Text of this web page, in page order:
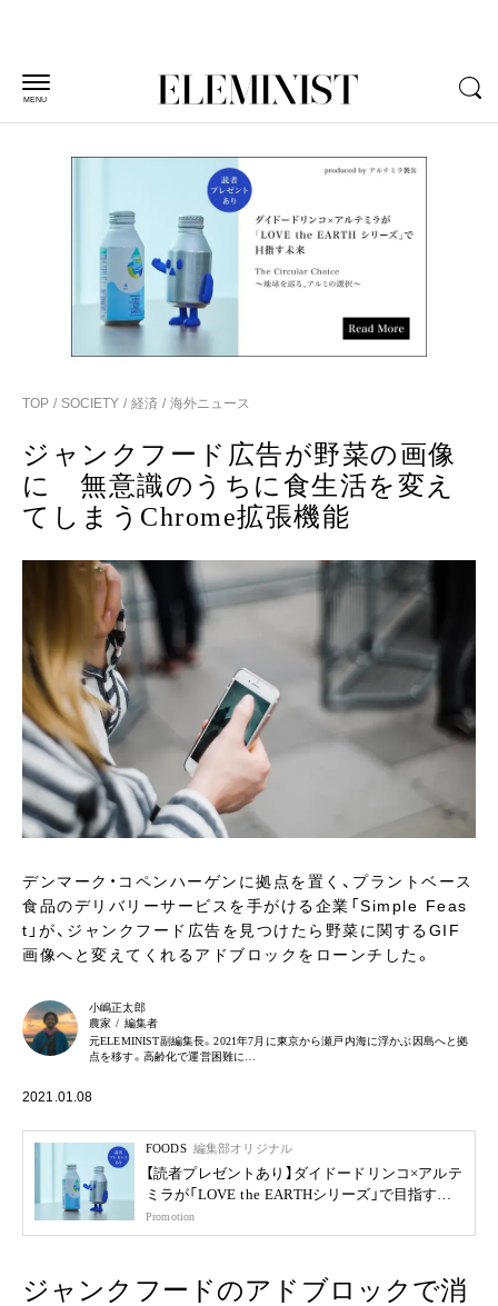
MENU
TOP SOCIETY 経済 海外ニュース
ジャンクフード広告が野菜の画像
に 無意識のうちに食生活を変え
てしまうChrome拡張機能
デンマーク・コペンハーゲンに拠点を置く、プラントベース
食品のデリバリーサービスを手がける企業「Simple Feas
t」が、ジャンクフード広告を見つけたら野菜に関するGIF
画像へと変えてくれるアドブロックをローンチした。
小嶋正太郎
農家 / 編集者
元ELEMINIST副編集長。2021年7月に東京から瀬戸内海に浮かぶ因島へと拠
点を移す。高齢化で運営困難に…
2021.01.08
FOODS 編集部オリジナル
【読者プレゼントあり】ダイドードリンコ×アルテ
ミラが「LOVE the EARTHシリーズ」で目指す未
来
Promotion
ジャンクフードのアドブロックで消